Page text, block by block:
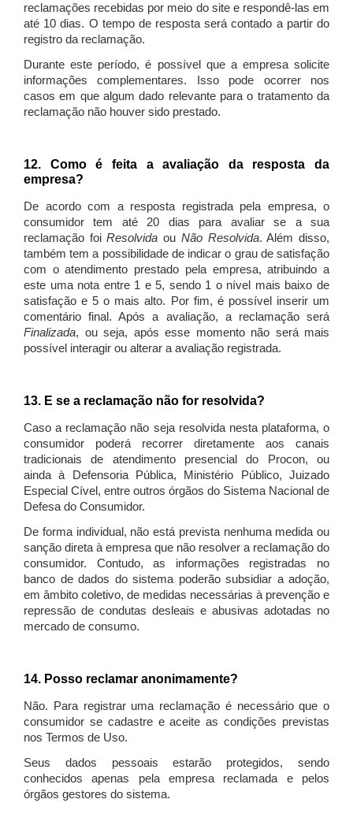
reclamações recebidas por meio do site e respondê-las em
até 10 dias. O tempo de resposta será contado a partir do
registro da reclamação.
Durante este período, é possível que a empresa solicite
informações complementares. Isso pode ocorrer nos
casos em que algum dado relevante para o tratamento da
reclamação não houver sido prestado.
12. Como é feita a avaliação da resposta da
empresa?
De acordo com a resposta registrada pela empresa, o
consumidor tem até 20 dias para avaliar se a sua
reclamação foiResolvida ou Não Resolvida. Além disso,
também tem a possibilidade de indicar o grau de satisfação
com o atendimento prestado pela empresa, atribuindo a
este uma nota entre 1 e 5, sendo 1 o nível mais baixo de
satisfação e 5 o mais alto. Por fim, é possível inserir um
comentário final. Após a avaliação, a reclamação será
Finalizada, ou seja, após esse momento não será mais
possível interagir ou alterar a avaliação registrada.
13. E se a reclamação não for resolvida?
Caso a reclamação não seja resolvida nesta plataforma, o
consumidor poderá recorrer diretamente aos canais
tradicionais de atendimento presencial do Procon, ou
ainda à Defensoria Pública, Ministério Público, Juizado
Especial Cível, entre outros órgãos do Sistema Nacional de
Defesa do Consumidor.
De forma individual, não está prevista nenhuma medida ou
sanção direta à empresa que não resolver a reclamação do
consumidor. Contudo, as informações registradas no
banco de dados do sistema poderão subsidiar a adoção,
em âmbito coletivo, de medidas necessárias à prevenção e
repressão de condutas desleais e abusivas adotadas no
mercado de consumo.
14. Posso reclamar anonimamente?
Não. Para registrar uma reclamação é necessário que o
consumidor se cadastre e aceite as condições previstas
nos Termos de Uso.
Seus dados pessoais estarão protegidos, sendo
conhecidos apenas pela empresa reclamada e pelos
órgãos gestores do sistema.